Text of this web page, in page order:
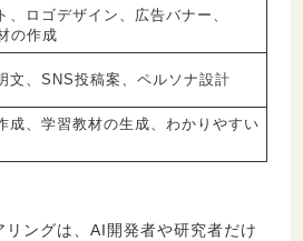
、ロゴデザイン、広告バナー、
の作成
文、SNS投稿案、ペルソナ設計
成、学習教材の生成、わかりやすい
リングは、AI開発者や研究者だけ